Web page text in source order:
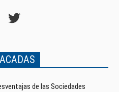
de las Sociedades